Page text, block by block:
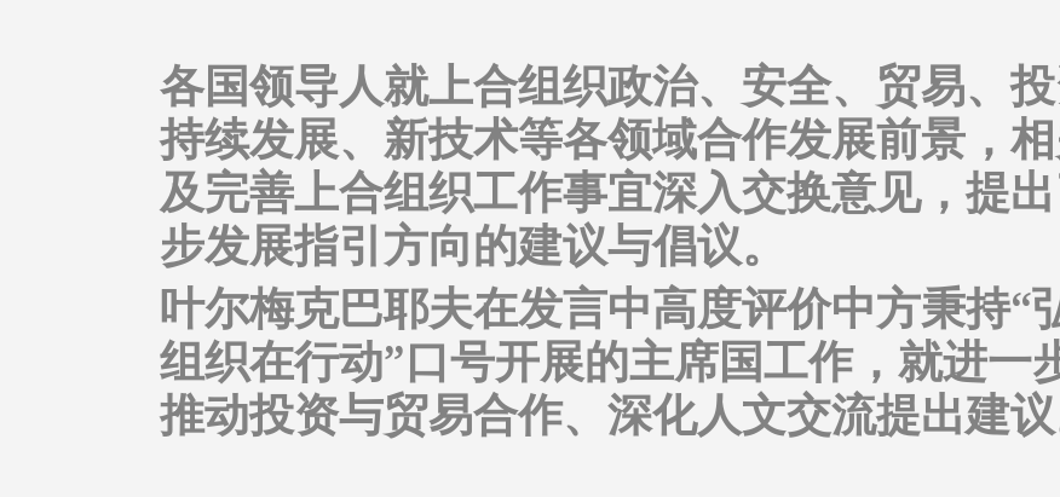
各国领导人就上合组织政治、安全、贸易、
持续发展、新技术等各领域合作发展前景，
及完善上合组织工作事宜深入交换意见，提
步发展指引方向的建议与倡议。
叶尔梅克巴耶夫在发言中高度评价中方秉持“
组织在行动”口号开展的主席国工作，就进一
推动投资与贸易合作、深化人文交流提出建议